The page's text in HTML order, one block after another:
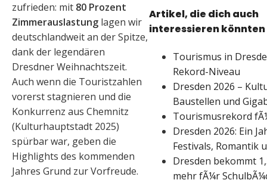
zufrieden: mit 80 Prozent
Zimmerauslastung lagen wir
deutschlandweit an der Spitze,
dank der legendären
Dresdner Weihnachtszeit.
Auch wenn die Tourist­zahlen
vorerst stagnieren und die
Konkurrenz aus Chemnitz
(Kulturhauptstadt 2025)
spürbar war, geben die
Highlights des kommenden
Jahres Grund zur Vorfreude.
Artikel, die dich auch
interessieren könnten
Tourismus in
Rekord-Niveau
Dresden 2026 –
Baustellen und
Tourismusrekord
Dresden 2026: Ein
Festivals, Romantik
Dresden bekommt
mehr fÃ¼r